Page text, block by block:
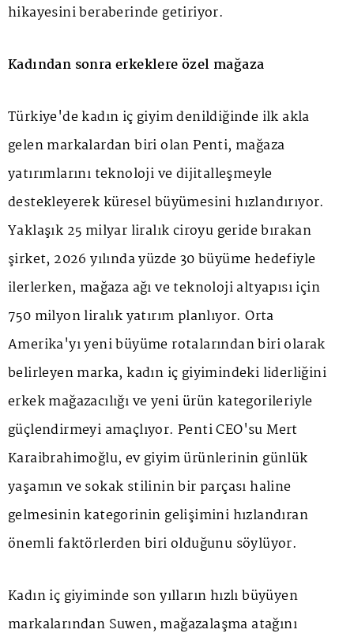
hikayesini beraberinde getiriyor.
Kadından sonra erkeklere özel mağaza
Türkiye'de kadın iç giyim denildiğinde ilk akla
gelen markalardan biri olan Penti, mağaza
yatırımlarını teknoloji ve dijitalleşmeyle
destekleyerek küresel büyümesini hızlandırıyor.
Yaklaşık 25 milyar liralık ciroyu geride bırakan
şirket, 2026 yılında yüzde 30 büyüme hedefiyle
ilerlerken, mağaza ağı ve teknoloji altyapısı için
750 milyon liralık yatırım planlıyor. Orta
Amerika'yı yeni büyüme rotalarından biri olarak
belirleyen marka, kadın iç giyimindeki liderliğini
erkek mağazacılığı ve yeni ürün kategorileriyle
güçlendirmeyi amaçlıyor. Penti CEO'su Mert
Karaibrahimoğlu, ev giyim ürünlerinin günlük
yaşamın ve sokak stilinin bir parçası haline
gelmesinin kategorinin gelişimini hızlandıran
önemli faktörlerden biri olduğunu söylüyor.
Kadın iç giyiminde son yılların hızlı büyüyen
markalarından Suwen, mağazalaşma atağını